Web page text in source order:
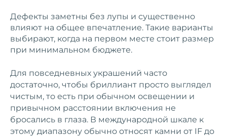
Дефекты заметны без лупы и существенно
влияют на общее впечатление. Такие варианты
выбирают, когда на первом месте стоит размер
при минимальном бюджете.
Для повседневных украшений часто
достаточно, чтобы бриллиант просто выглядел
чистым, то есть при обычном освещении и
привычном расстоянии включения не
бросались в глаза. В международной шкале к
этому диапазону обычно относят камни от IF до